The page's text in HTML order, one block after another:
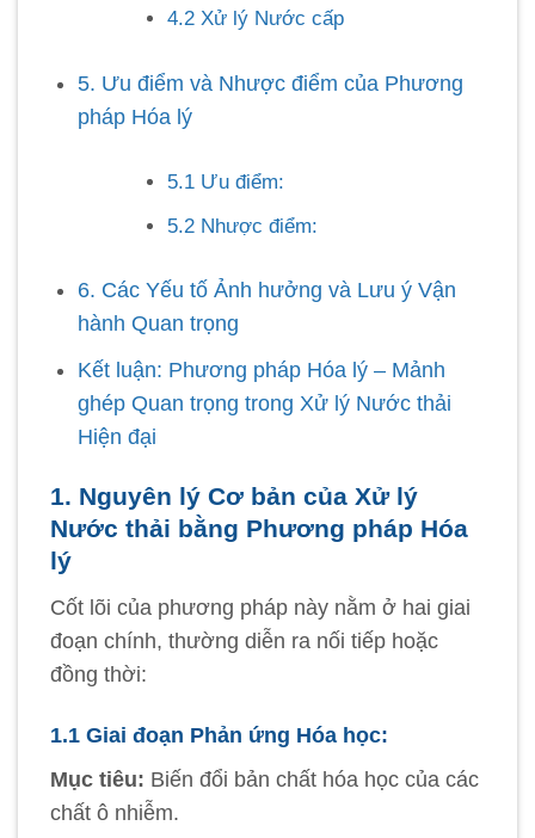
4.2 Xử lý Nước cấp
5. Ưu điểm và Nhược điểm của Phương
pháp Hóa lý
5.1 Ưu điểm:
5.2 Nhược điểm:
6. Các Yếu tố Ảnh hưởng và Lưu ý Vận
hành Quan trọng
Kết luận: Phương pháp Hóa lý – Mảnh
ghép Quan trọng trong Xử lý Nước thải
Hiện đại
1. Nguyên lý Cơ bản của Xử lý
Nước thải bằng Phương pháp Hóa
lý
Cốt lõi của phương pháp này nằm ở hai giai
đoạn chính, thường diễn ra nối tiếp hoặc
đồng thời:
1.1 Giai đoạn Phản ứng Hóa học:
Mục tiêu: Biến đổi bản chất hóa học của các
chất ô nhiễm.